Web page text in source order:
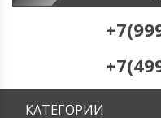
КАТЕГОРИИ